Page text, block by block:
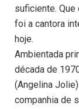
suficiente. Que
foi a cantora
hoje.
Ambientada
década de
(Angelina
companhia de